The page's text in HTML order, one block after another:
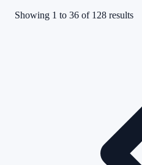
Showing 1 to 36 of 128 results